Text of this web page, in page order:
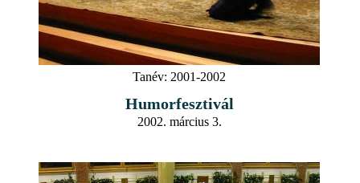
Tanév: 2001-2002
Humorfesztivál
2002. március 3.